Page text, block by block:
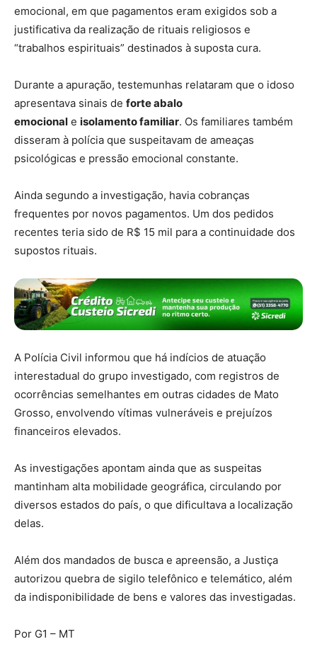
emocional, em que pagamentos eram exigidos sob a
justificativa da realização de rituais religiosos e
“trabalhos espirituais” destinados à suposta cura.
Durante a apuração, testemunhas relataram que o idoso
apresentava sinais de forte abalo
emocional e isolamento familiar. Os familiares também
disseram à polícia que suspeitavam de ameaças
psicológicas e pressão emocional constante.
Ainda segundo a investigação, havia cobranças
frequentes por novos pagamentos. Um dos pedidos
recentes teria sido de R$ 15 mil para a continuidade dos
supostos rituais.
A Polícia Civil informou que há indícios de atuação
interestadual do grupo investigado, com registros de
ocorrências semelhantes em outras cidades de Mato
Grosso, envolvendo vítimas vulneráveis e prejuízos
financeiros elevados.
As investigações apontam ainda que as suspeitas
mantinham alta mobilidade geográfica, circulando por
diversos estados do país, o que dificultava a localização
delas.
Além dos mandados de busca e apreensão, a Justiça
autorizou quebra de sigilo telefônico e telemático, além
da indisponibilidade de bens e valores das investigadas.
Por G1 – MT